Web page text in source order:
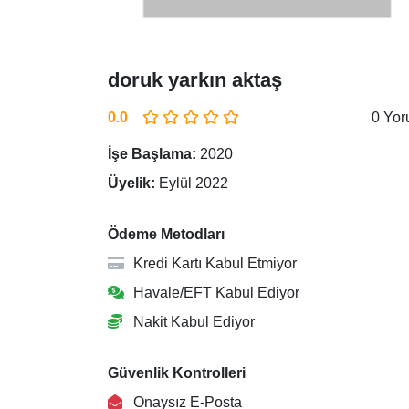
doruk yarkın aktaş
0.0 0
İşe Başlama: 2020
Üyelik: Eylül 2022
Ödeme Metodları
Kredi Kartı Kabul Etmiyor
Havale/EFT Kabul Ediyor
Nakit Kabul Ediyor
Güvenlik Kontrolleri
Onaysız E-Posta